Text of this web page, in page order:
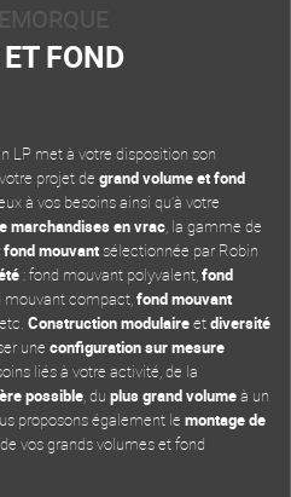
FOND
LP met à votre disposition son
projet de grand volume et fond
à vos besoins ainsi qu’à votre
marchandises en vrac, la gamme de
mouvantsélectionnée par Robin
: fond mouvant polyvalent,fond
mouvant compact,fond mouvant
Construction modulaireetdiversité
une configuration sur mesure
liés à votre activité, de la
possible, du plus grand volumeà un
proposons également le montage de
vos grands volumes et fond